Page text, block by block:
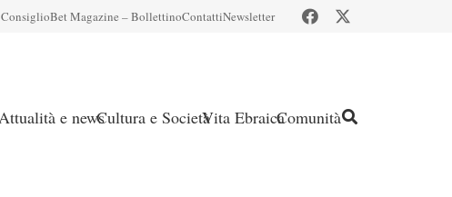
Bet Magazine – BollettinoContattiNewsletter
Attualità e newsCultura e SocietàVita EbraicaComunità